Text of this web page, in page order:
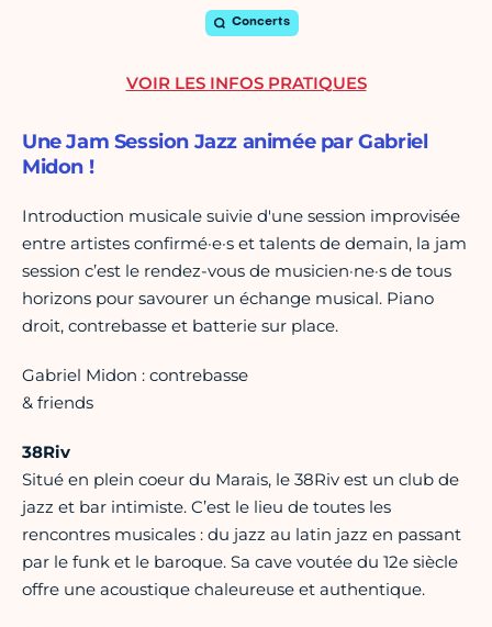
Concerts
Une Jam Session Jazz animée par Gabriel
Midon !
Introduction musicale suivie d'une session improvisée
entre artistes confirmé·e·s et talents de demain, la jam
session c’est le rendez-vous de musicien·ne·s de tous
horizons pour savourer un échange musical. Piano
droit, contrebasse et batterie sur place.
Gabriel Midon : contrebasse
& friends
38Riv
Situé en plein coeur du Marais, le 38Riv est un club de
jazz et bar intimiste. C’est le lieu de toutes les
rencontres musicales : du jazz au latin jazz en passant
par le funk et le baroque. Sa cave voutée du 12e siècle
offre une acoustique chaleureuse et authentique.
VOIR LES INFOS PRATIQUES